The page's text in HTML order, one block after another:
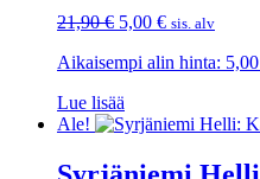
21,90€ Alkuperäinen
oli:
5,00 €Nykyinen
on:
sis. alv
Aikaisempi alin hinta: 5,00
Lue lisää
Ale!